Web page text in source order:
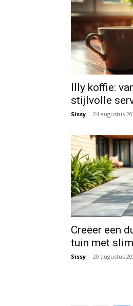
Illy koffie:
stijlvolle
Sissy - 24 augustus
Creëer een
tuin met
Sissy - 20 augustus